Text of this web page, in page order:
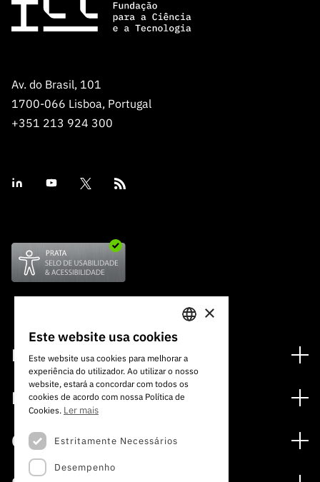
Av. do Brasil, 101
1700-066 Lisboa, Portugal
+351 213 924 300
Financiamento
Programas de Financiamento
Internacional
Prémios
Media
Notas de Imprensa
Subscrever Newsletter
Concursos
Concursos Abertos
PORTUGUESE
ENGLISH
×
Este website usa cookies
Este website usa cookies para melhorar a
experiência do utilizador. Ao utilizar o nosso
website, estará a concordar com todos os
cookies de acordo com nossa Política de
Cookies. Ler mais
Estritamente Necessários
Desempenho